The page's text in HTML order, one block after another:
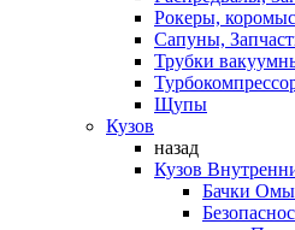
Рокеры,
Сапуны,
Трубки
Щупы
Кузов
назад
Кузов
Бачки